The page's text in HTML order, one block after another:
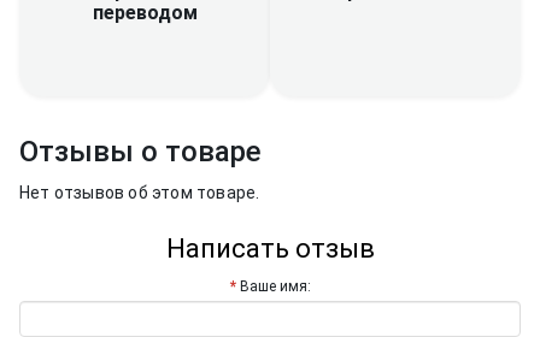
переводом
Отзывы о товаре
Нет отзывов об этом товаре.
Написать отзыв
Ваше имя: